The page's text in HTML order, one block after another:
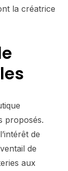
la créatrice
proposés.
de
de
aux